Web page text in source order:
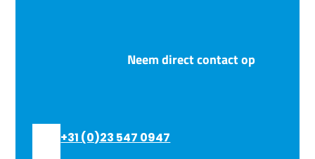
Neem direct contact op
+31 (0)23 547 0947